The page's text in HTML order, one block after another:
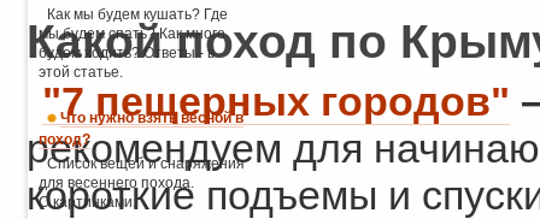
Какой поход по
"7 пещерных городов"
рекомендуем для
короткие подъемы и
Как мы будем кушать? Где
мы будем спать? Как много
будем ходить? Ответы - в
этой статье.
Что нужно взять весной в
поход?
Список вещей и снаряжения
для весеннего похода.
С картинками.